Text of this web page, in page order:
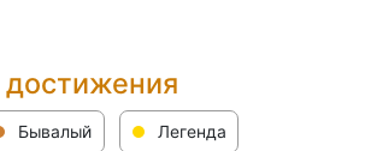
Бывалый Легенда